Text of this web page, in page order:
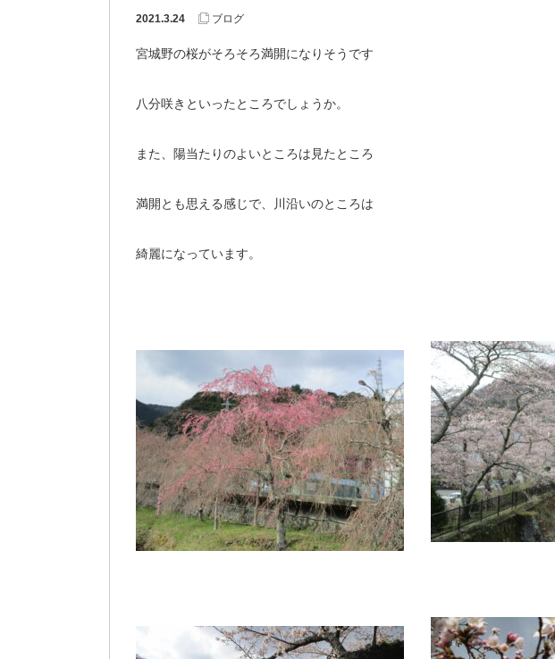
2021.3.24 ブログ
宮城野の桜がそろそろ満開になりそうです
八分咲きといったところでしょうか。
また、陽当たりのよいところは見たところ
満開とも思える感じで、川沿いのところは
綺麗になっています。